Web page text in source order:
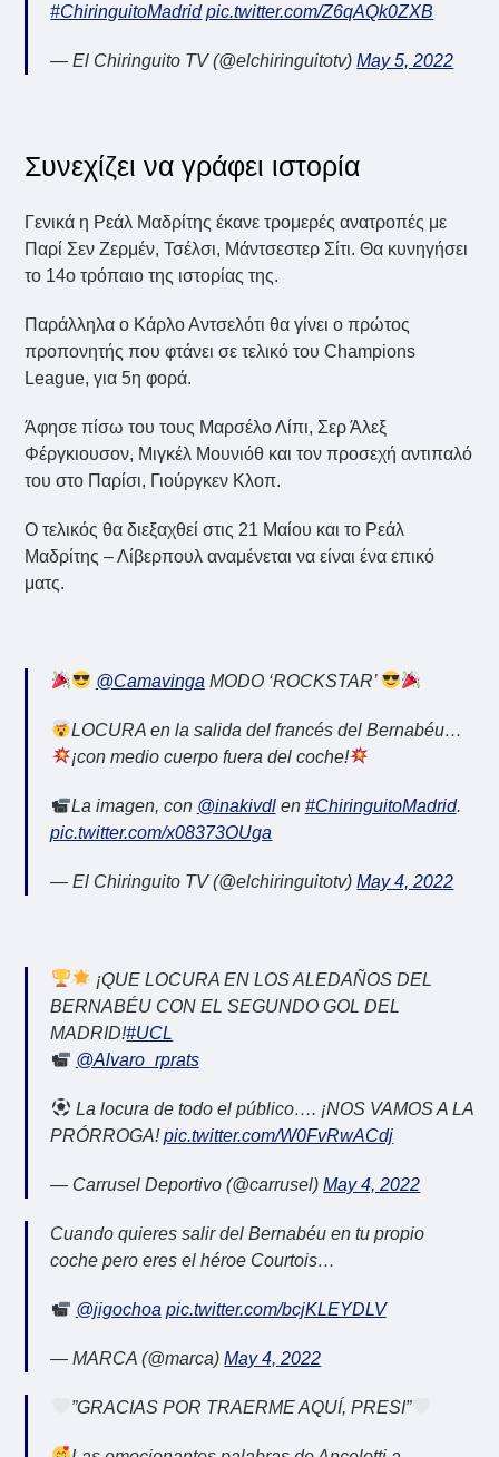
#ChiringuitoMadrid pic.twitter.com/Z6qAQk0ZXB
— El Chiringuito TV (@elchiringuitotv)May 5, 2022
Συνεχίζει να γράφει ιστορία
Γενικά η Ρεάλ Μαδρίτης έκανε τρομερές ανατροπές με
Παρί Σεν Ζερμέν, Τσέλσι, Μάντσεστερ Σίτι. Θα κυνηγήσει
το 14ο τρόπαιο της ιστορίας της.
Παράλληλα ο Κάρλο Αντσελότι θα γίνει ο πρώτος
προπονητής που φτάνει σε τελικό του Champions
League, για 5η φορά.
Άφησε πίσω του τους Μαρσέλο Λίπι, Σερ Άλεξ
Φέργκιουσον, Μιγκέλ Μουνιόθ και τον προσεχή αντιπαλό
του στο Παρίσι, Γιούργκεν Κλοπ.
Ο τελικός θα διεξαχθεί στις 21 Μαίου και το Ρεάλ
Μαδρίτης – Λίβερπουλ αναμένεται να είναι ένα επικό
ματς.
@Camavinga MODO ‘ROCKSTAR’
LOCURA en la salida del francés del Bernabéu…
¡con medio cuerpo fuera del coche!
La imagen, con @inakivdlen #ChiringuitoMadrid.
pic.twitter.com/x08373OUga
— El Chiringuito TV (@elchiringuitotv)May 4, 2022
¡QUE LOCURA EN LOS ALEDAÑOS DEL
BERNABÉU CON EL SEGUNDO GOL DEL
MADRID!#UCL
@Alvaro_rprats
La locura de todo el público…. ¡NOS VAMOS A LA
PRÓRROGA!pic.twitter.com/W0FvRwACdj
— Carrusel Deportivo (@carrusel)May 4, 2022
Cuando quieres salir del Bernabéu en tu propio
coche pero eres el héroe Courtois…
@jigochoa pic.twitter.com/bcjKLEYDLV
— MARCA (@marca)May 4, 2022
”GRACIAS POR TRAERME AQUÍ, PRESI”